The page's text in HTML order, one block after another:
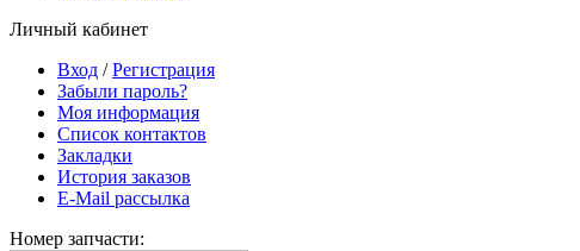
Личный кабинет
Вход /Регистрация
Забыли пароль?
Моя информация
Список контактов
Закладки
История заказов
E-Mail рассылка
Номер запчасти: